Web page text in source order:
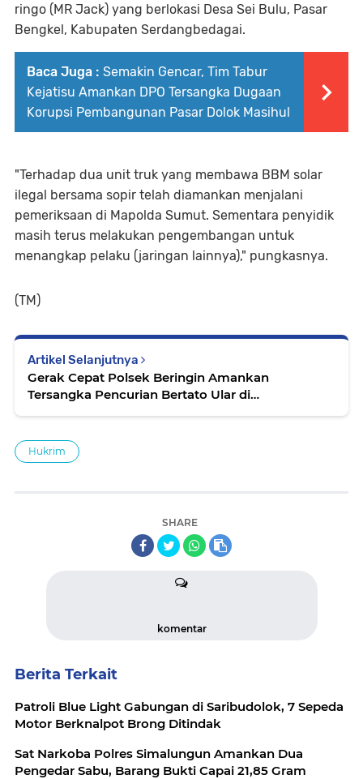
ringo (MR Jack) yang berlokasi Desa Sei Bulu, Pasar
Bengkel, Kabupaten Serdangbedagai.
Baca Juga : Semakin Gencar, Tim Tabur
Kejatisu Amankan DPO Tersangka Dugaan
Korupsi Pembangunan Pasar Dolok Masihul
"Terhadap dua unit truk yang membawa BBM solar
ilegal bersama sopir telah diamankan menjalani
pemeriksaan di Mapolda Sumut. Sementara penyidik
masih terus melakukan pengembangan untuk
menangkap pelaku (jaringan lainnya)," pungkasnya.
(TM)
Artikel Selanjutnya
Gerak Cepat Polsek Beringin Amankan
Tersangka Pencurian Bertato Ular di
Hukrim
SHARE
komentar
Berita Terkait
Patroli Blue Light Gabungan di Saribudolok, 7 Sepeda
Motor Berknalpot Brong Ditindak
Sat Narkoba Polres Simalungun Amankan Dua
Pengedar Sabu, Barang Bukti Capai 21,85 Gram